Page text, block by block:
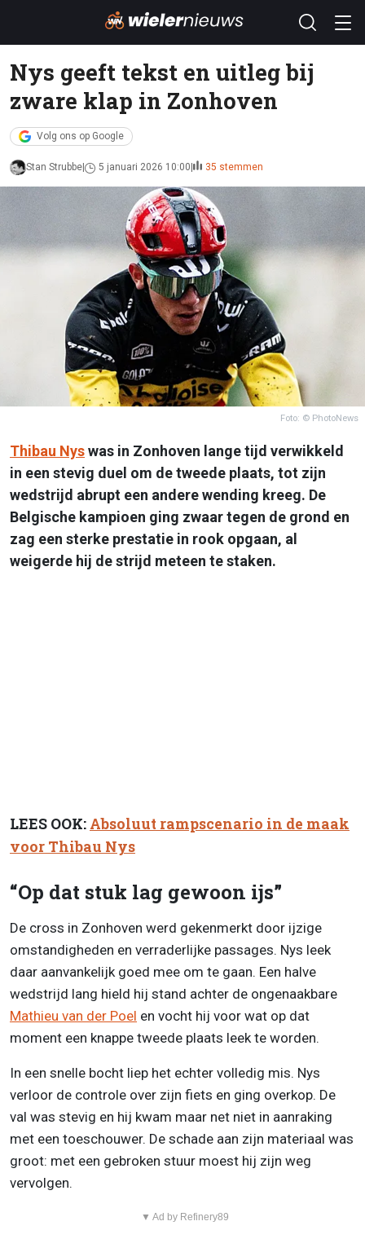
Nys geeft tekst en uitleg bij
zware klap in Zonhoven
Volg ons op Google
Stan Strubbe 5 januari 2026 10:00 35 stemmen
Foto: © PhotoNews
Thibau Nyswas in Zonhoven lange tijd verwikkeld
in een stevig duel om de tweede plaats, tot zijn
wedstrijd abrupt een andere wending kreeg. De
Belgische kampioen ging zwaar tegen de grond en
zag een sterke prestatie in rook opgaan, al
weigerde hij de strijd meteen te staken.
LEES OOK: Absoluut rampscenario in de maak
voor Thibau Nys
“Op dat stuk lag gewoon ijs”
De cross in Zonhoven werd gekenmerkt door ijzige
omstandigheden en verraderlijke passages. Nys leek
daar aanvankelijk goed mee om te gaan. Een halve
wedstrijd lang hield hij stand achter de ongenaakbare
Mathieu van der Poel en vocht hij voor wat op dat
moment een knappe tweede plaats leek te worden.
In een snelle bocht liep het echter volledig mis. Nys
verloor de controle over zijn fiets en ging overkop. De
val was stevig en hij kwam maar net niet in aanraking
met een toeschouwer. De schade aan zijn materiaal was
groot: met een gebroken stuur moest hij zijn weg
vervolgen.
▼ Ad by Refinery89